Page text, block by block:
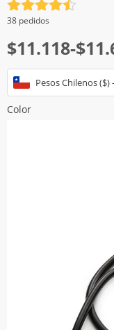
Valorado
con
de 5
38 pedidos
$11.118-$
Rango
de
precios:
desde
Pesos Chilenos ($)
Color